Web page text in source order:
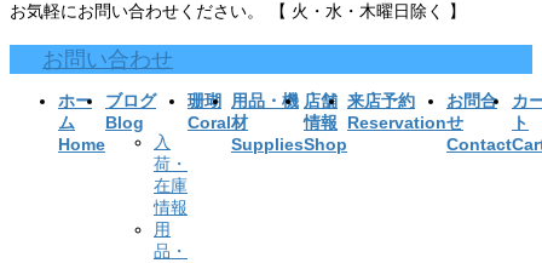
お気軽にお問い合わせください。 【 火・水・木曜日除く 】
お問い合わせ
ホー
ム
Home
ブログ
Blog
入
荷・
在庫
情報
用
品・
珊瑚
Coral
用品・機
材
Supplies
店舗
情報
Shop
来店予約
Reservation
お問合
せ
Contact
カ
ト